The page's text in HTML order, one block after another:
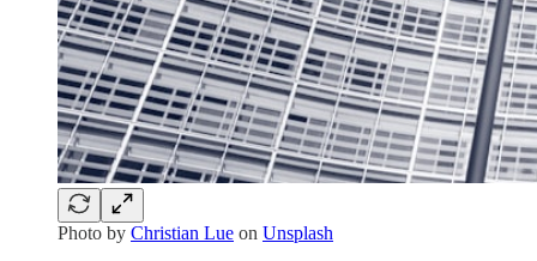
Photo by Christian Lue on Unsplash